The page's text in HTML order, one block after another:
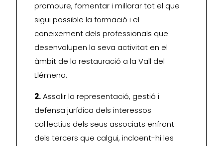
promoure, fomentar i millorar tot el que
sigui possible la formació i el
coneixement dels professionals que
desenvolupen la seva activitat en el
àmbit de la restauració a la Vall del
Llémena.
2.Assolir la representació, gestió i
defensa jurídica dels interessos
col·lectius dels seus associats enfront
dels tercers que calgui, incloent-hi les